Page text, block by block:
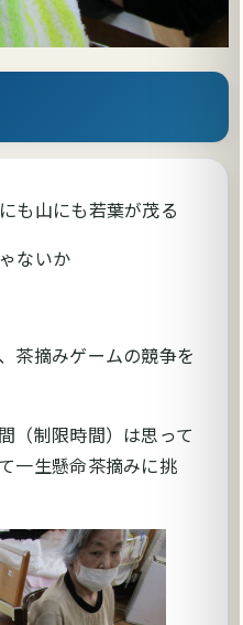
山にも若葉が茂る
ないか
茶摘みゲームの競争を
（制限時間）は思って
一生懸命茶摘みに挑